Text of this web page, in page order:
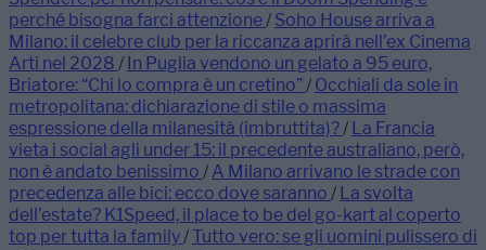
perché bisogna farci attenzione/ Soho House arriva a
Milano: il celebre club per la riccanza aprirà nell’ex Cinema
Arti nel 2028 / In Puglia vendono un gelato a 95 euro,
Briatore: “Chi lo compra è un cretino”/ Occhiali da sole in
metropolitana: dichiarazione di stile o massima
espressione della milanesità (imbruttita)?/ La Francia
vieta i social agli under 15: il precedente australiano, però,
non è andato benissimo / A Milano arrivano le strade con
precedenza alle bici: ecco dove saranno / La svolta
dell’estate? K1Speed, il place to be del go-kart al coperto
top per tutta la family/ Tutto vero: se gli uomini pulissero di